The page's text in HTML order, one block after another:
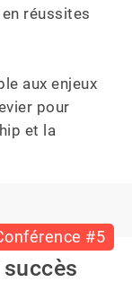
réussites
aux enjeux
pour
et la
#5